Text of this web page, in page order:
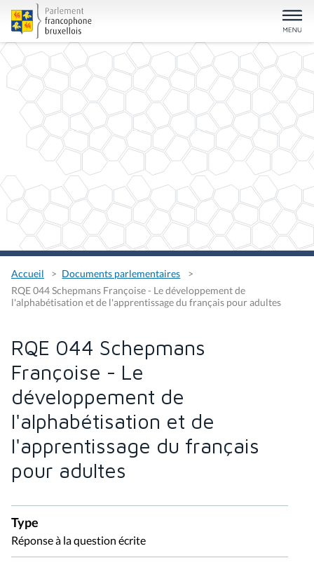
Accueil
Documents parlementaires
RQE 044 Schepmans Françoise - Le développement de
l'alphabétisation et de l'apprentissage du français pour adultes
RQE 044 Schepmans
Françoise - Le
développement de
l'alphabétisation et de
l'apprentissage du français
pour adultes
Type
Réponse à la question écrite